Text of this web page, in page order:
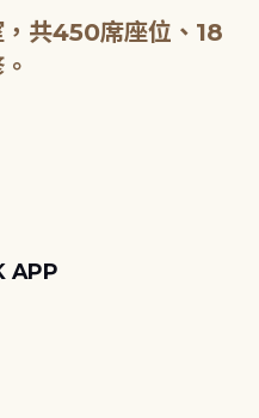
共450席座位、18
APP